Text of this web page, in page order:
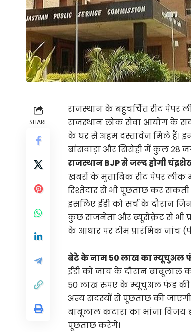
SHARE
राजस्थान के बहुचर्चित रीट पेपर
राजस्थान लोक सेवा आयोग के
के घर से अहम दस्तावेज मिले हैं।
बांसवाड़ा और सिरोही में कुल 28
राजस्थान BJP से जल्द होगी
खबरों के मुताबिक रीट पेपर लीक
रिश्तेदार से भी पूछताछ कर
इसलिए ईडी को सर्च के दौरान
कुछ राजनेता और ब्यूरोक्रेट से भी
के आधार पर टीम प्रारंभिक जांच
बेटे के नाम 50 लाख का म्यूचुअल
ईडी को जांच के दौरान
50 लाख रुपए के म्यूचुअल फंड की
अन्य सदस्यों से पूछताछ की
बाबूलाल कटारा का भांजा विजय
पूछताछ करेंगे।